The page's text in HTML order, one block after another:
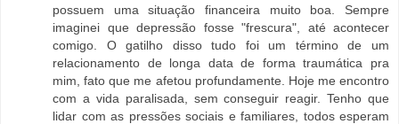
possuem uma situação financeira muito boa. Sempre
imaginei que depressão fosse "frescura", até acontecer
comigo. O gatilho disso tudo foi um término de um
relacionamento de longa data de forma traumática pra
mim, fato que me afetou profundamente. Hoje me encontro
com a vida paralisada, sem conseguir reagir. Tenho que
lidar com as pressões sociais e familiares, todos esperam